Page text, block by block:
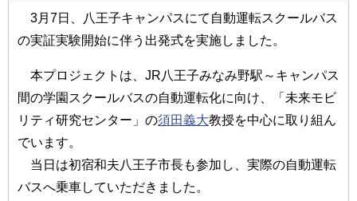
3月7日、八王子キャンパスにて自動運転スクールバス
の実証実験開始に伴う出発式を実施しました。
本プロジェクトは、JR八王子みなみ野駅～キャンパス
間の学園スクールバスの自動運転化に向け、「未来モビ
リティ研究センター」の須田義大教授を中心に取り組ん
でいます。
当日は初宿和夫八王子市長も参加し、実際の自動運転
バスへ乗車していただきました。